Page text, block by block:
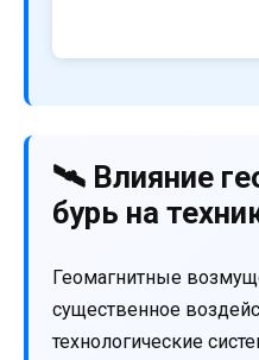
🛰️ Влияние
бурь на
Геомагнитные
существенное
технологические